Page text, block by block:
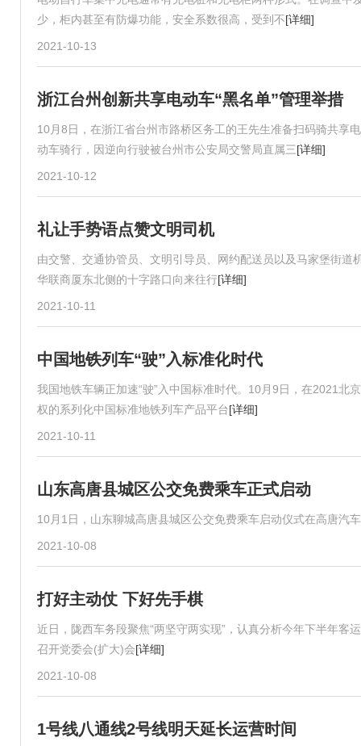
少，柜内甚至有防爆功能，安全系数很高，受到不[详细]
2021-10-13
浙江台州创新共享电动车“黑名单”管理举措
10月8日，在浙江省台州市路桥区务工的王先生准备扫码骑共享
动车骑行，因逆向行驶被台州市公安局交警局直属三[详细]
2021-10-12
礼让手势语点赞文明司机
由交警、交通协管员、文明引导员、网约配送员以及马家堡街道
华联商厦东北侧的十字路口向来往行[详细]
2021-10-11
中国地铁列车“驶”入标准化时代
我国地铁车辆正加速“驶”入中国标准时代。10月9日，在2021
权的系列化中国标准地铁列车产品平台[详细]
2021-10-11
山东高唐县城区公交免费乘车正式启动
10月1日，山东聊城高唐县城区公交免费乘车启动仪式在高唐汽
2021-10-08
打好主动仗 下好先手棋
近日，陇西车务段聚焦“两坚守两实现”，认真分析今年下半年客
召开党委会(扩大)会[详细]
2021-10-08
1号线八通线2号线明天延长运营时间